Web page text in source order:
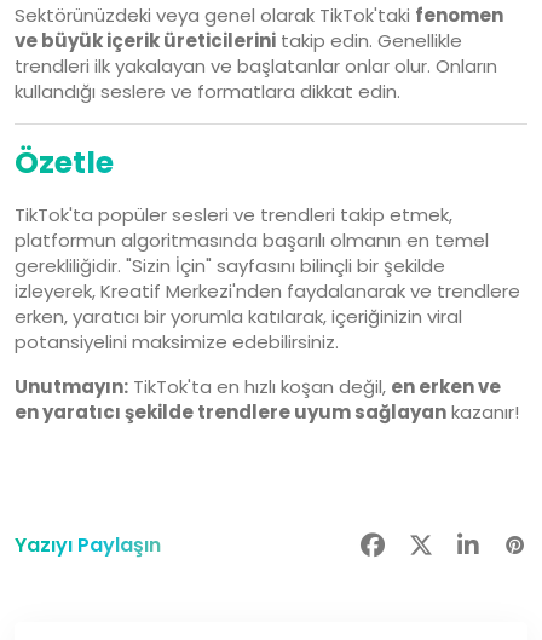
Sektörünüzdeki veya genel olarak TikTok'taki fenomen
ve büyük içerik üreticilerini takip edin. Genellikle
trendleri ilk yakalayan ve başlatanlar onlar olur. Onların
kullandığı seslere ve formatlara dikkat edin.
Özetle
TikTok'ta popüler sesleri ve trendleri takip etmek,
platformun algoritmasında başarılı olmanın en temel
gerekliliğidir. "Sizin İçin" sayfasını bilinçli bir şekilde
izleyerek, Kreatif Merkezi'nden faydalanarak ve trendlere
erken, yaratıcı bir yorumla katılarak, içeriğinizin viral
potansiyelini maksimize edebilirsiniz.
Unutmayın: TikTok'ta en hızlı koşan değil, en erken ve
en yaratıcı şekilde trendlere uyum sağlayankazanır!
Yazıyı Paylaşın